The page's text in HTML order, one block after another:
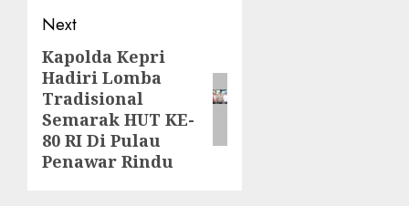
Next
Next
post:
Kapolda Kepri
Hadiri Lomba
Tradisional
Semarak HUT KE-
80 RI Di Pulau
Penawar Rindu